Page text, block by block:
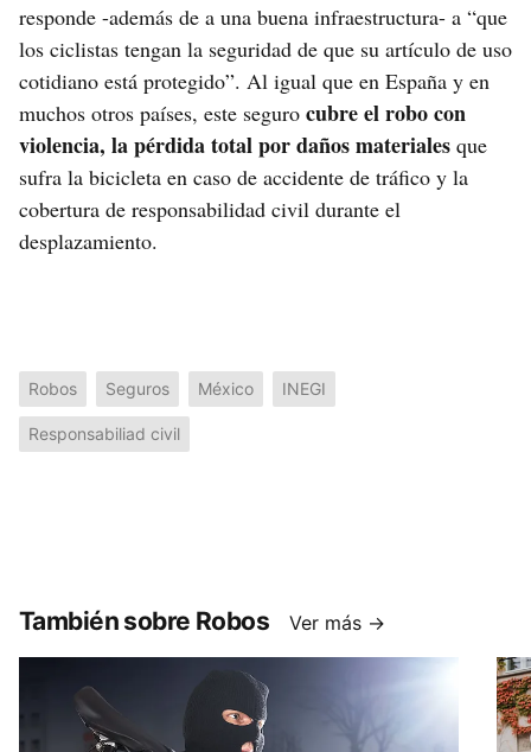
responde -además de a una buena infraestructura- a “que
los ciclistas tengan la seguridad de que su artículo de uso
cotidiano está protegido”. Al igual que en España y en
muchos otros países, este seguro cubre el robo con
violencia, la pérdida total por daños materiales que
sufra la bicicleta en caso de accidente de tráfico y la
cobertura de responsabilidad civil durante el
desplazamiento.
Robos Seguros México INEGI
Responsabiliad civil
También sobre Robos Ver más →